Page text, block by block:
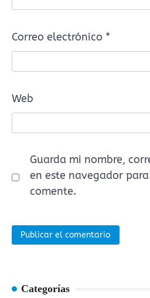
Correo electrónico *
Web
Guarda mi nombre,
en este navegador
comente.
Categorías